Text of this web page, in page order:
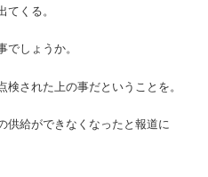
くる。
しょうか。
された上の事だということを。
供給ができなくなったと報道に